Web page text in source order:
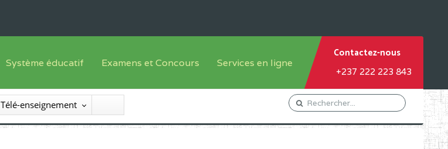
Système éducatif
Offre de formation
Sous système francophone
Progammes d'études
Examens et Concours
Inscriptions
Liste des candidats
Services en ligne
Orientation Conseil
Gestion du Personnel
Contactez-nous
+237 222 223 843
Télé-enseignement